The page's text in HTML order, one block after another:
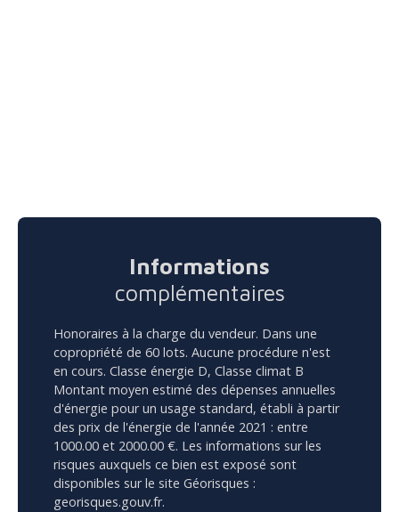
Informations
complémentaires
Honoraires à la charge du vendeur. Dans une
copropriété de 60 lots. Aucune procédure n'est
en cours. Classe énergie D, Classe climat B
Montant moyen estimé des dépenses annuelles
d'énergie pour un usage standard, établi à partir
des prix de l'énergie de l'année 2021 : entre
1000.00 et 2000.00 €. Les informations sur les
risques auxquels ce bien est exposé sont
disponibles sur le site Géorisques :
georisques.gouv.fr.